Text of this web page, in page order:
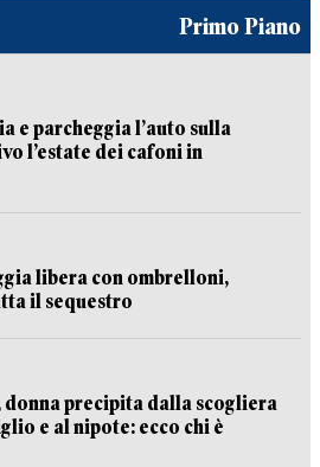
Primo Piano
e parcheggia l’auto sulla
l’estate dei cafoni in
libera con ombrelloni,
il sequestro
donna precipita dalla scogliera
e al nipote: ecco chi è